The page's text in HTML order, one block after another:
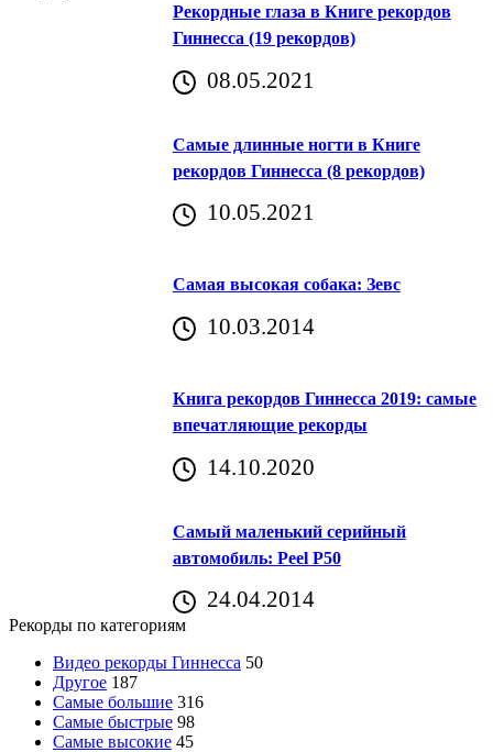
Рекордные глаза в Книге рекордов
Гиннесса (19 рекордов)
08.05.2021
Самые длинные ногти в Книге
рекордов Гиннесса (8 рекордов)
10.05.2021
Самая высокая собака: Зевс
10.03.2014
Книга рекордов Гиннесса 2019: самые
впечатляющие рекорды
14.10.2020
Самый маленький серийный
автомобиль: Peel P50
24.04.2014
Рекорды по категориям
Видео рекорды Гиннесса 50
Другое 187
Самые большие 316
Самые быстрые 98
Самые высокие 45